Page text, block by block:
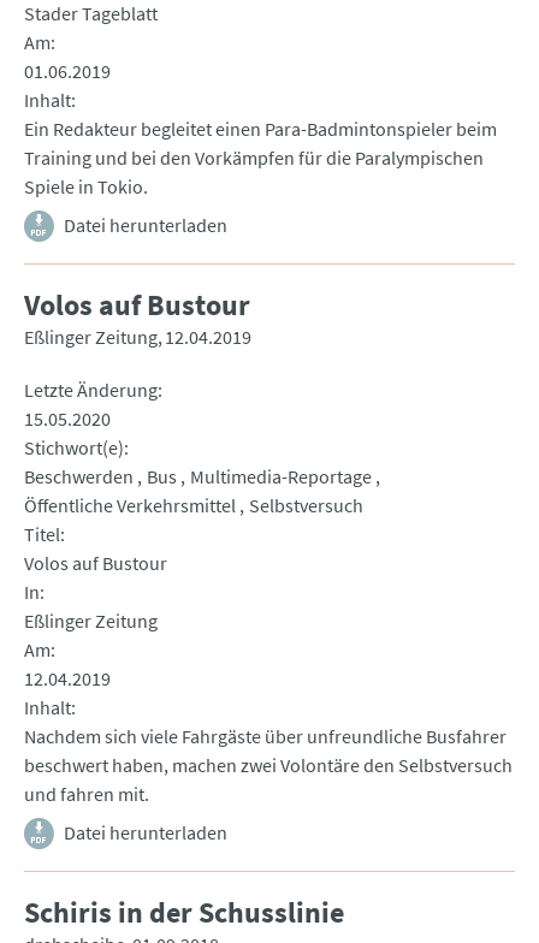
Stader Tageblatt
Am
01.06.2019
Inhalt
Ein Redakteur begleitet einen Para-Badmintonspieler beim
Training und bei den Vorkämpfen für die Paralympischen
Spiele in Tokio.
Datei herunterladen
Volos auf Bustour
Eßlinger Zeitung 12.04.2019
Letzte Änderung
15.05.2020
Stichwort(e)
Beschwerden
Bus
Multimedia-Reportage
Öffentliche Verkehrsmittel Selbstversuch
Titel
Volos auf Bustour
In
Eßlinger Zeitung
Am
12.04.2019
Inhalt
Nachdem sich viele Fahrgäste über unfreundliche Busfahrer
beschwert haben, machen zwei Volontäre den Selbstversuch
und fahren mit.
Datei herunterladen
Schiris in der Schusslinie